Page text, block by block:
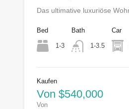
Das ultimative luxuriöse
Bed
1-3
Bath
1-3.5
Car
Kaufen
Von $540,000
Von